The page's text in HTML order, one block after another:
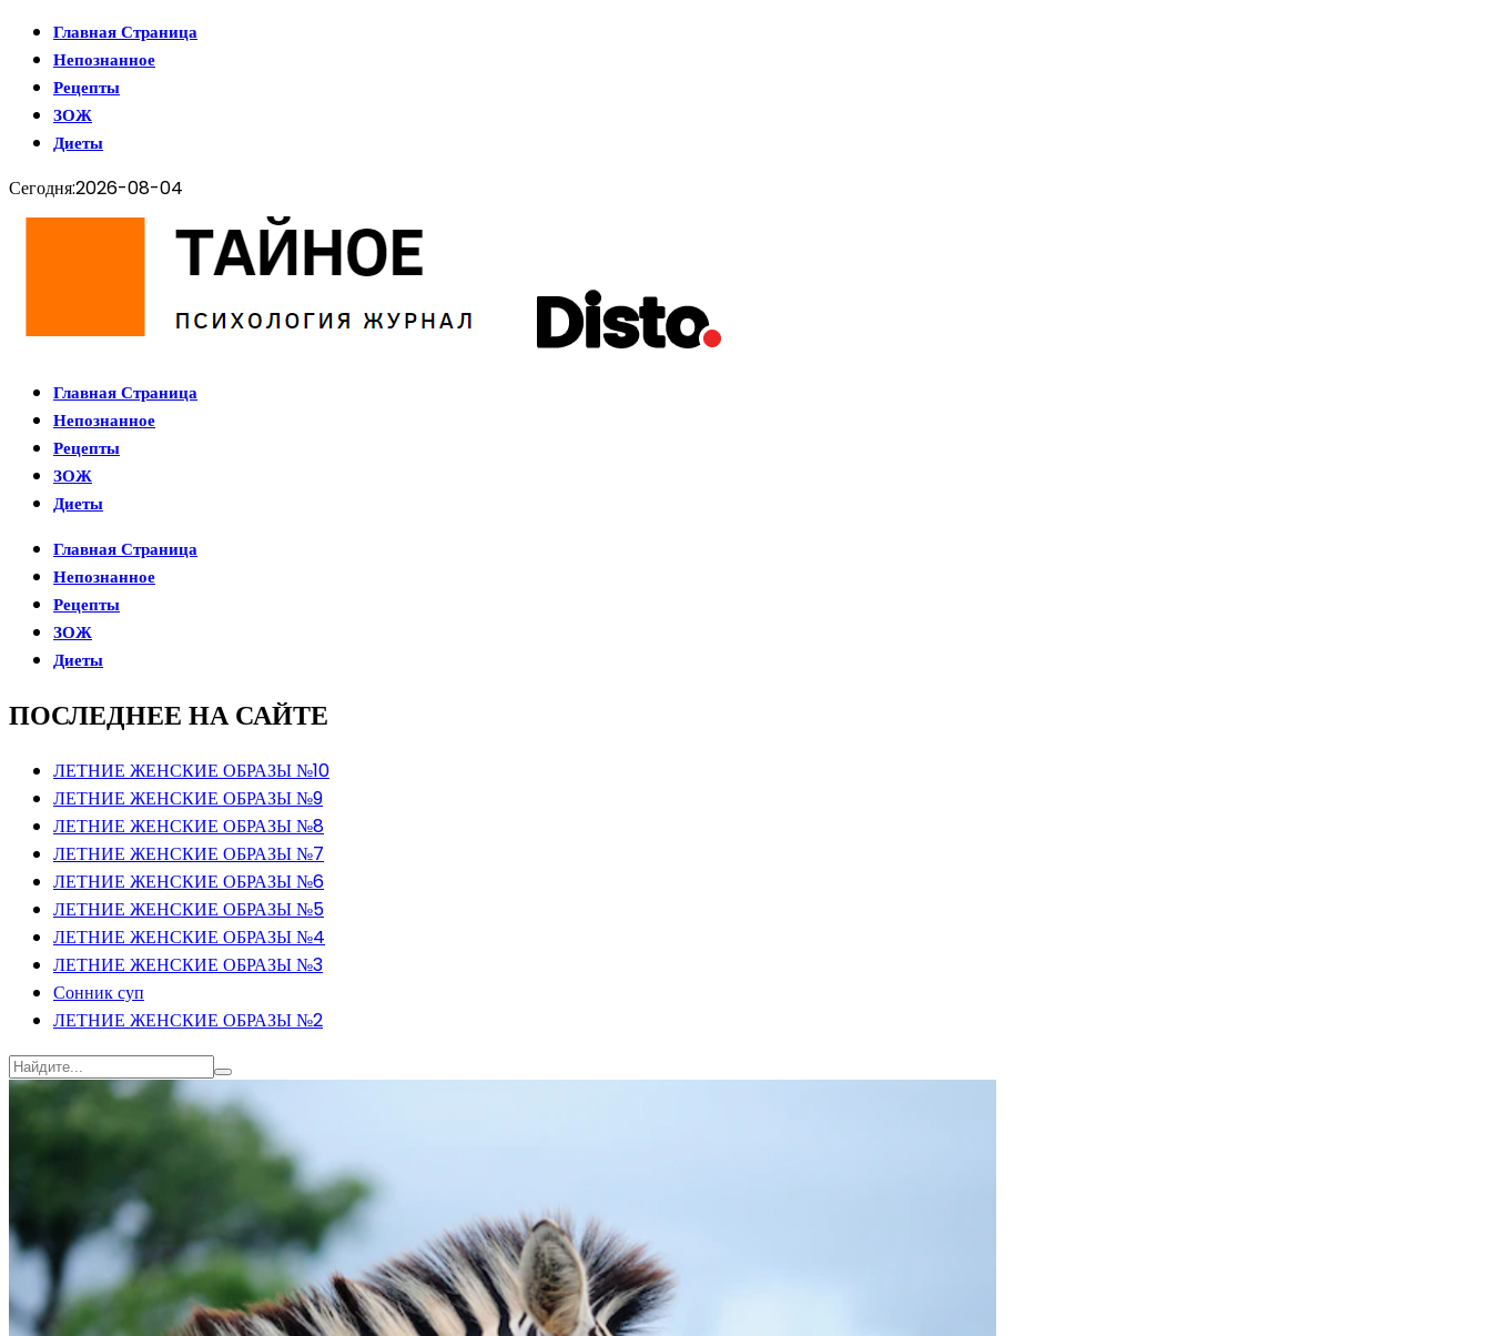
Главная Страница
Непознанное
Рецепты
ЗОЖ
Диеты
Сегодня:2026-08-04
Главная Страница
Непознанное
Рецепты
ЗОЖ
Диеты
Главная Страница
Непознанное
Рецепты
ЗОЖ
Диеты
ПОСЛЕДНЕЕ НА САЙТЕ
ЛЕТНИЕ ЖЕНСКИЕ ОБРАЗЫ №10
ЛЕТНИЕ ЖЕНСКИЕ ОБРАЗЫ №9
ЛЕТНИЕ ЖЕНСКИЕ ОБРАЗЫ №8
ЛЕТНИЕ ЖЕНСКИЕ ОБРАЗЫ №7
ЛЕТНИЕ ЖЕНСКИЕ ОБРАЗЫ №6
ЛЕТНИЕ ЖЕНСКИЕ ОБРАЗЫ №5
ЛЕТНИЕ ЖЕНСКИЕ ОБРАЗЫ №4
ЛЕТНИЕ ЖЕНСКИЕ ОБРАЗЫ №3
Сонник суп
ЛЕТНИЕ ЖЕНСКИЕ ОБРАЗЫ №2